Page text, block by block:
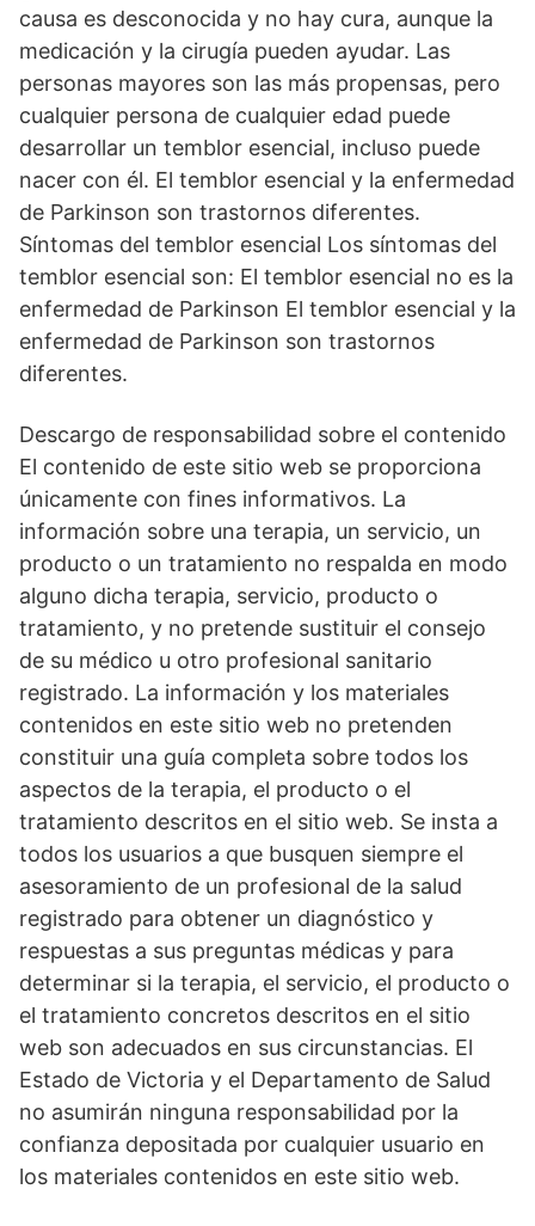
causa es desconocida y no hay cura, aunque la
medicación y la cirugía pueden ayudar. Las
personas mayores son las más propensas, pero
cualquier persona de cualquier edad puede
desarrollar un temblor esencial, incluso puede
nacer con él. El temblor esencial y la enfermedad
de Parkinson son trastornos diferentes.
Síntomas del temblor esencial Los síntomas del
temblor esencial son: El temblor esencial no es la
enfermedad de Parkinson El temblor esencial y la
enfermedad de Parkinson son trastornos
diferentes.
Descargo de responsabilidad sobre el contenido
El contenido de este sitio web se proporciona
únicamente con fines informativos. La
información sobre una terapia, un servicio, un
producto o un tratamiento no respalda en modo
alguno dicha terapia, servicio, producto o
tratamiento, y no pretende sustituir el consejo
de su médico u otro profesional sanitario
registrado. La información y los materiales
contenidos en este sitio web no pretenden
constituir una guía completa sobre todos los
aspectos de la terapia, el producto o el
tratamiento descritos en el sitio web. Se insta a
todos los usuarios a que busquen siempre el
asesoramiento de un profesional de la salud
registrado para obtener un diagnóstico y
respuestas a sus preguntas médicas y para
determinar si la terapia, el servicio, el producto o
el tratamiento concretos descritos en el sitio
web son adecuados en sus circunstancias. El
Estado de Victoria y el Departamento de Salud
no asumirán ninguna responsabilidad por la
confianza depositada por cualquier usuario en
los materiales contenidos en este sitio web.